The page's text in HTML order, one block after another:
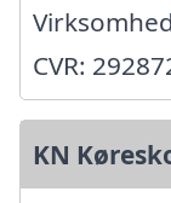
CVR:
KN